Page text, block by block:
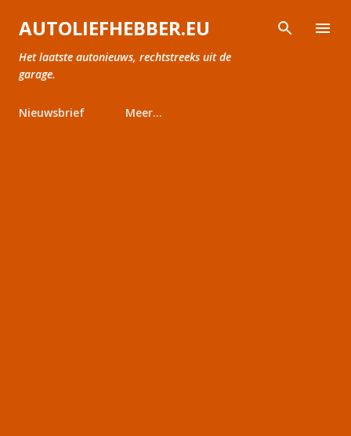
Doorgaan naar hoofdcontent
AUTOLIEFHEBBER.EU
Het laatste autonieuws, rechtstreeks uit de
garage.
Nieuwsbrief Meer…